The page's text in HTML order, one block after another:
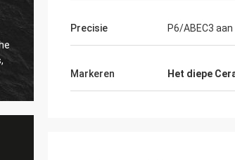
hebben samenwerking vele jaren.
Precisie P6/ABEC3
Markeren Het diepe